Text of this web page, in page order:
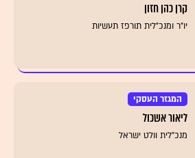
קרן כהן חזון
יו"ר ומנכ"לית תורפז תעשיות
המגזר העסקי
ליאור אשכול
מנכ"לית וולט ישראל